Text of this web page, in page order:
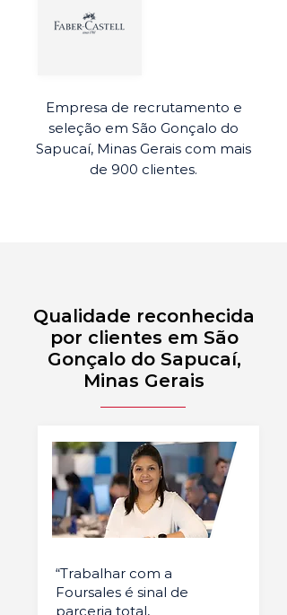
Empresa de recrutamento e
seleção em São Gonçalo do
Sapucaí, Minas Gerais com mais
de 900 clientes.
Qualidade reconhecida
por clientes em São
Gonçalo do Sapucaí,
Minas Gerais
“Trabalhar com a
Foursales é sinal de
parceria total,